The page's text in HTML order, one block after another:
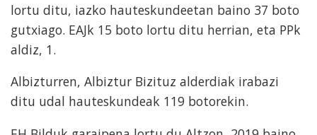
lortu ditu, iazko hauteskundeetan baino 37 boto
gutxiago. EAJk 15 boto lortu ditu herrian, eta PPk
aldiz, 1.
Albizturren, Albiztur Bizituz alderdiak irabazi
ditu udal hauteskundeak 119 botorekin.